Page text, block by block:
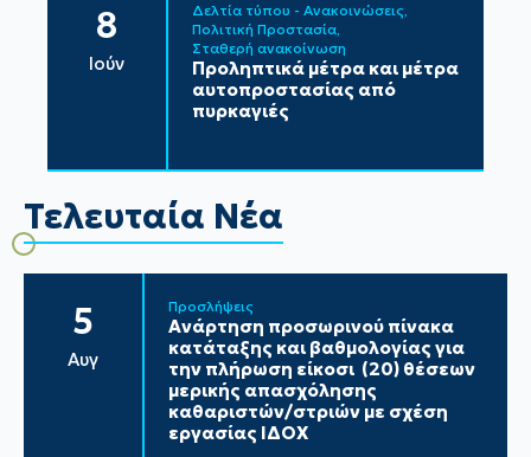
8
Ιούν
Δελτία τύπου - Ανακοινώσεις
Πολιτική Προστασία
Σταθερή ανακοίνωση
Προληπτικά μέτρα και μέτρα
αυτοπροστασίας από
πυρκαγιές
Τελευταία Νέα
5
Αυγ
Προσλήψεις
Ανάρτηση προσωρινού πίνακα
κατάταξης και βαθμολογίας για
την πλήρωση είκοσι (20) θέσεων
μερικής απασχόλησης
καθαριστών/στριών με σχέση
εργασίας ΙΔΟΧ